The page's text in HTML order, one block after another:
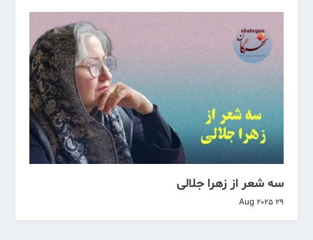
سه شعر از زهرا جلالی
29 Aug 2025